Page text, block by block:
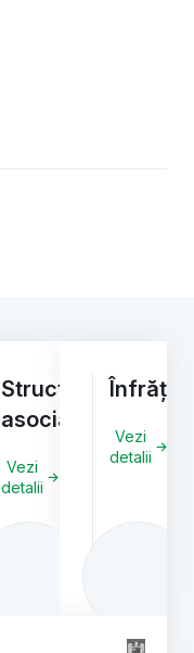
Structuri
asociative
Vezi
detalii
Înfrățiri
Vezi
detalii